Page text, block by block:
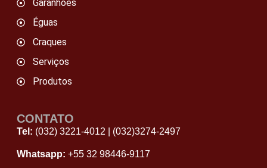
Garanhões
Éguas
Craques
Serviços
Produtos
CONTATO
Tel: (032) 3221-4012 (032)3274-2497
Whatsapp: +55 32 98446‑9117